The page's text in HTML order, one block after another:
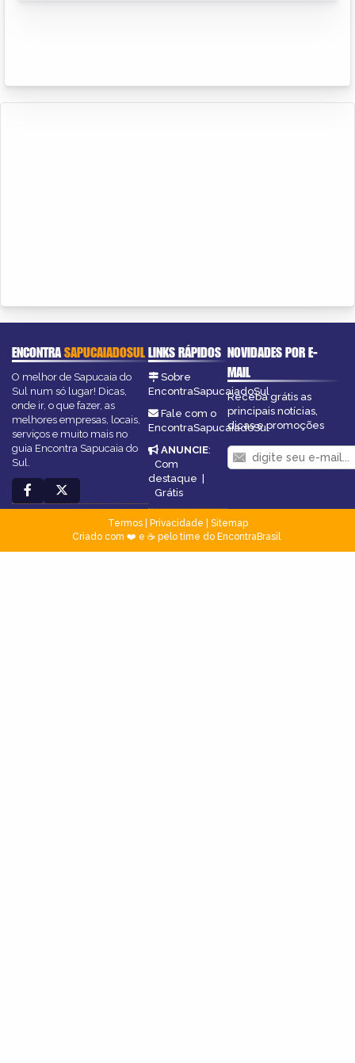
ENCONTRASAPUCAIADOSUL
O melhor de Sapucaia do
Sul num só lugar! Dicas,
onde ir, o que fazer, as
melhores empresas, locais,
serviços e muito mais no
guia Encontra Sapucaia do
Sul.
LINKS RÁPIDOS
Sobre
EncontraSapucaiadoSul
Fale com o
EncontraSapucaiadoSul
ANUNCIE:
Com
destaque |
Grátis
NOVIDADES POR E-
MAIL
Receba grátis as
principais notícias,
dicas e promoções
Termos| Privacidade
Sitemap
Criado com ❤️ e ☕ pelo time do EncontraBrasil